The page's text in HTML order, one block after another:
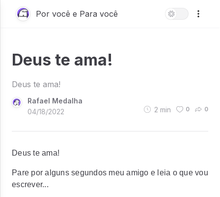
Por você e Para você
Deus te ama!
Deus te ama!
Rafael Medalha
04/18/2022
2 min 0 0
Deus te ama!
Pare por alguns segundos meu amigo e leia o que vou
escrever...